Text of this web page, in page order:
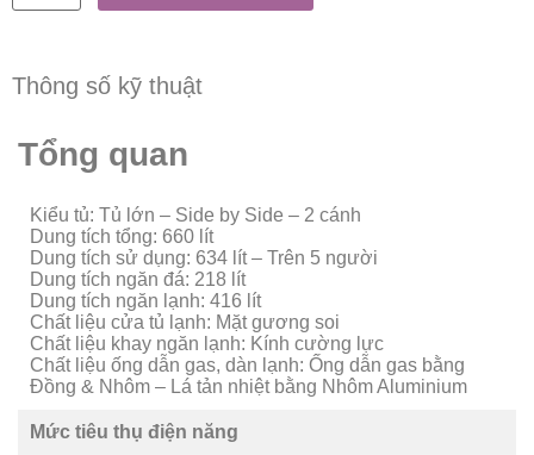
Thông số kỹ thuật
Tổng quan
Kiểu tủ: Tủ lớn – Side by Side – 2 cánh
Dung tích tổng: 660 lít
Dung tích sử dụng: 634 lít – Trên 5 người
Dung tích ngăn đá: 218 lít
Dung tích ngăn lạnh: 416 lít
Chất liệu cửa tủ lạnh: Mặt gương soi
Chất liệu khay ngăn lạnh: Kính cường lực
Chất liệu ống dẫn gas, dàn lạnh: Ống dẫn gas bằng
Đồng & Nhôm – Lá tản nhiệt bằng Nhôm Aluminium
Mức tiêu thụ điện năng